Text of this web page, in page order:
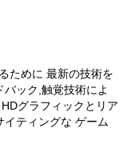
ために 最新の技術を
ック,触覚技術によ
グラフィックとリア
イティングな ゲーム